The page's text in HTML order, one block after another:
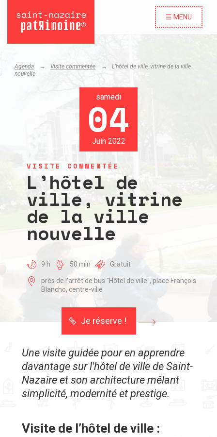
☰ MENU
Agenda Visite commentée
L’hôtel de ville, vitrine de la ville
nouvelle
samedi
04
Juin 2022
VISITE COMMENTÉE
L’hôtel de
ville, vitrine
de la ville
nouvelle
9 h 50 min Gratuit
près de l'arrêt de bus "Hôtel de ville", place François
Blancho, centre-ville
Je réserve !
Une visite guidée pour en apprendre
davantage sur l'hôtel de ville de Saint-
Nazaire et son architecture mêlant
simplicité, modernité et prestige.
Visite de l’hôtel de ville :